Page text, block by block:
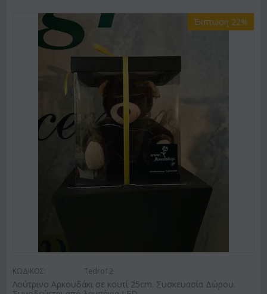
Έκπτωση 22%
ΚΩΔΙΚΟΣ: Tedro12
Λούτρινο Αρκουδάκι σε κουτί 25cm. Συσκευασία Δώρου.